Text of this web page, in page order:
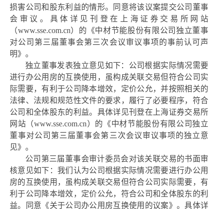
损害公司和股东利益的情形。同意将该议案提交公司董事
会审议。具体详见刊登在上海证券交易所网站
（www.sse.com.cn）的《中材节能股份有限公司独立董事
对公司第三届董事会第三次会议审议事项的事前认可声
明》。
独立董事发表独立意见如下：公司根据实际情况需要
进行办公用房的互换使用，虽构成关联交易但符合公司实
际需要，有利于公司降本增效，定价公允，并按照相关的
法律、法规和规范性文件的要求，履行了必要程序，符合
公司和全体股东的利益。具体详见刊登在上海证券交易所
网站（www.sse.com.cn）的《中材节能股份有限公司独立
董事对公司第三届董事会第三次会议审议事项的独立意
见》。
公司第三届董事会审计委员会对该关联交易的书面审
核意见如下：我们认为公司根据实际情况需要进行办公用
房的互换使用，虽构成关联交易但符合公司实际需要，有
利于公司降本增效，定价公允，符合公司和全体股东的利
益。同意《关于公司办公用房互换使用的议案》。具体详